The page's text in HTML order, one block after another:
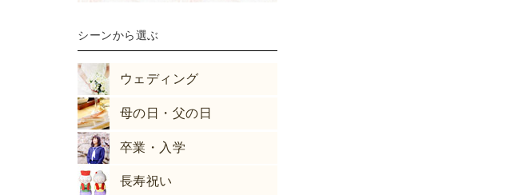
シーンから選ぶ
ウェディング
母の日・父の日
卒業・入学
長寿祝い